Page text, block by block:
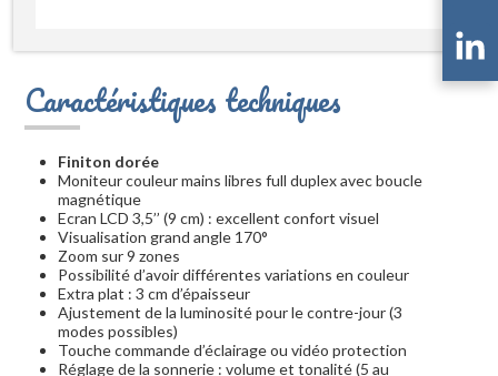
Caractéristiques techniques
Finiton dorée
Moniteur couleur mains libres full duplex avec boucle
magnétique
Ecran LCD 3,5’’ (9 cm) : excellent confort visuel
Visualisation grand angle 170°
Zoom sur 9 zones
Possibilité d’avoir différentes variations en couleur
Extra plat : 3 cm d’épaisseur
Ajustement de la luminosité pour le contre-jour (3
modes possibles)
Touche commande d’éclairage ou vidéo protection
Réglage de la sonnerie : volume et tonalité (5 au